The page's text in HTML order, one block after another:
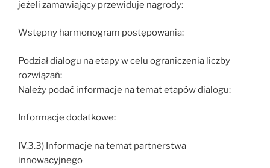
jeżeli zamawiający przewiduje nagrody:
Wstępny harmonogram postępowania:
Podział dialogu na etapy w celu ograniczenia liczby
rozwiązań:
Należy podać informacje na temat etapów dialogu:
Informacje dodatkowe:
IV.3.3) Informacje na temat partnerstwa
innowacyjnego